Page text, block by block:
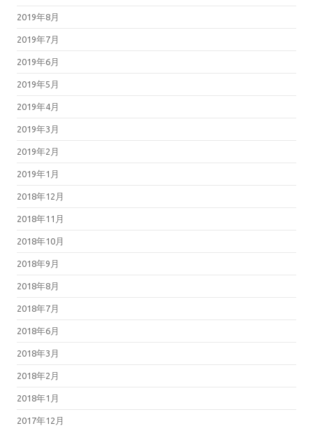
2019年8月
2019年7月
2019年6月
2019年5月
2019年4月
2019年3月
2019年2月
2019年1月
2018年12月
2018年11月
2018年10月
2018年9月
2018年8月
2018年7月
2018年6月
2018年3月
2018年2月
2018年1月
2017年12月